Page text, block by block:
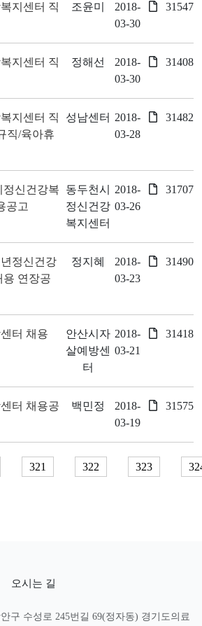
지센터 직
조윤미
2018-
03-30
31547
지센터 직
정해선
2018-
03-30
31408
지센터 직
직/육아휴
성남센터 2018-
03-28
31482
정신건강복
공고
동두천시
정신건강
복지센터
2018-
03-26
31707
정신건강
용 연장공
정지혜
2018-
03-23
31490
터 채용
안산시자
살예방센
터
2018-
03-21
31418
터 채용공
백민정
2018-
03-19
31575
321 322 323
오시는 길
구 수성로 245번길 69(정자동) 경기도의료